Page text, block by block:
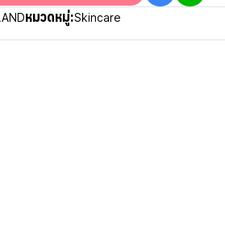
หมวดหมู่:Skincare